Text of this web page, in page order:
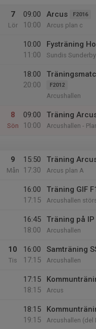
7
Lör
09:00
10:00
Arcus F2016
Arcus plan c
10:00
11:00
Fysträning
Sundis
18:00
20:00
F2012
Arcushallen
8
Sön
09:00
10:00
Träning
Arcushallen -
9
Mån
15:50
17:30
Träning
Arcus plan A
16:00
17:15
Träning GIF
Arcushallen
16:45
18:00
Träning på IP
Arcushallen
10
Tis
16:00
17:15
Samträning
Arcushallen
17:15
18:15
Arcus
18:15
19:15
Arcushallen (del